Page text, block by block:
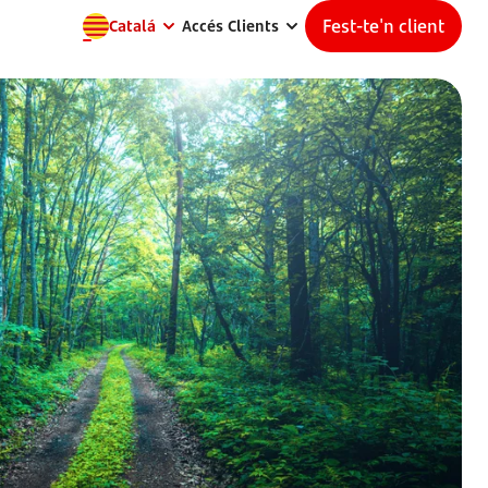
Catalá Accés Clients Fest-te'n client